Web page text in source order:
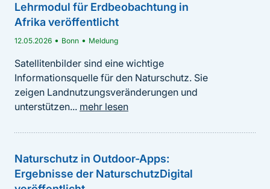
Lehrmodul für Erdbeobachtung in
Afrika veröffentlicht
12.05.2026 • Bonn • Meldung
Satellitenbilder sind eine wichtige
Informationsquelle für den Naturschutz. Sie
zeigen Landnutzungsveränderungen und
unterstützen... mehr lesen
Naturschutz in Outdoor-Apps:
Ergebnisse der NaturschutzDigital
NatForWINSENT III
Die Naturschutzforschung am süddeutschen
Windenergietestfeld (NatForWINSENT) verfolgt das
für...mehr lesen
Schlüsseltechnologie für den Klimaschutz. Was das
konkret für Natur und Landschaft bedeutet untersucht
das...mehr lesen
BfN-Schriften 770 - NaturschutzDigital 2025 –
Behördliche Bereitstellung freizeitrelevanter